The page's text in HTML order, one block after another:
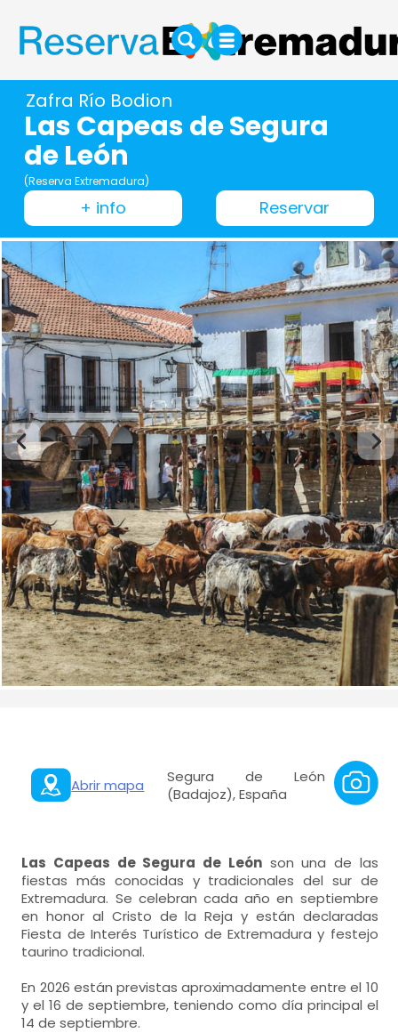
Zafra Río Bodion
Las Capeas de Segura
de León
(Reserva Extremadura)
+ info Reservar
Abrir mapa
Segura de León
(Badajoz), España
Las Capeas de Segura de Leónson una de las
fiestas más conocidas y tradicionales del sur de
Extremadura. Se celebran cada año en septiembre
en honor al Cristo de la Reja y están declaradas
Fiesta de Interés Turístico de Extremadura y festejo
taurino tradicional.
En 2026 están previstas aproximadamente entre el 10
y el 16 de septiembre, teniendo como día principal el
14 de septiembre.